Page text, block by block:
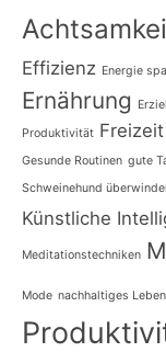
Effizienz Energie
Ernährung
Produktivität Freizeit
Gesunde Routinen gute
Schweinehund
Künstliche
Meditationstechniken
Mode nachhaltiges Leben